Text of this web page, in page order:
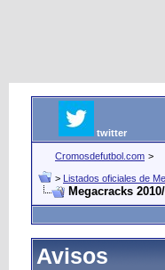
twitter
Cromosdefutbol.com >
> Listados oficiales de
Megacracks
Avisos